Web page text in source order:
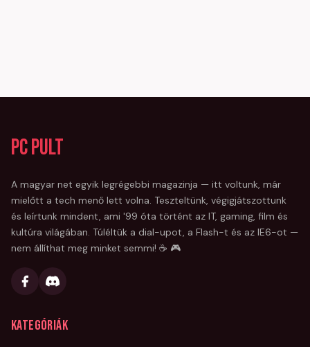
PC Pult
A magyar net egyik legrégebbi magazinja — itt voltunk, már
mielőtt a tech menő lett volna. Teszteltünk, végigjátszottunk
és leírtunk mindent, ami '99 óta történt az IT, gaming, film és
kultúra világában. Túléltük a dial-upot, a Flash-t és az IE6-ot —
nem állíthat meg minket semmi! ☕ 🎮
Kategóriák